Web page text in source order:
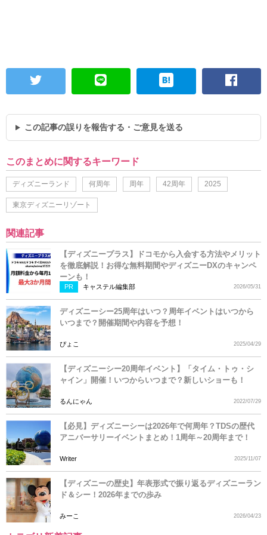
この記事の誤りを報告する・ご意見を送る
このまとめに関するキーワード
ディズニーランド 何周年 周年 42周年 2025
東京ディズニーリゾート
関連記事
【ディズニープラス】ドコモから入会する方法やメリット
を徹底解説！お得な無料期間やディズニーDXのキャンペ
ーンも！
PR キャステル編集部 2026/05/31
ディズニーシー25周年はいつ？周年イベントはいつから
いつまで？開催期間や内容を予想！
ぴょこ 2025/04/29
【ディズニーシー20周年イベント】「タイム・トゥ・シ
ャイン」開催！いつからいつまで？新しいショーも！
るんにゃん 2022/07/29
【必見】ディズニーシーは2026年で何周年？TDSの歴代
アニバーサリーイベントまとめ！1周年～20周年まで！
Writer 2025/11/07
【ディズニーの歴史】年表形式で振り返るディズニーラン
ド＆シー！2026年までの歩み
みーこ 2026/04/23